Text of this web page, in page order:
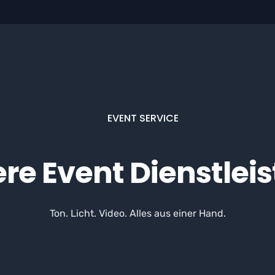
EVENT SERVICE
Event
Ton. Licht. Video. Alles aus einer Hand.